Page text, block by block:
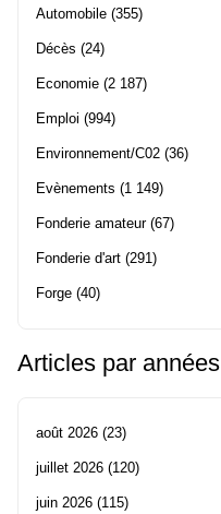
Automobile (355)
Décès (24)
Economie (2 187)
Emploi (994)
Environnement/C02 (36)
Evènements (1 149)
Fonderie amateur(67)
Fonderie d'art (291)
Forge (40)
Articles par années
août 2026 (23)
juillet 2026 (120)
juin 2026 (115)